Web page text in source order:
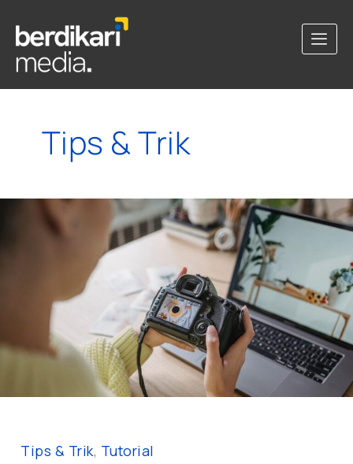
Tips & Trik
Tips & Trik, Tutorial
Bikin
Kaya!
Aplikasi
Foto
2025,
Mudah